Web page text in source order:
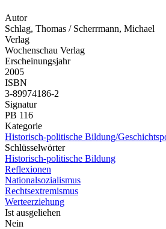
Autor
Schlag, Thomas / Scherrmann, Michael
Verlag
Wochenschau Verlag
Erscheinungsjahr
2005
ISBN
3-89974186-2
Signatur
PB 116
Kategorie
Historisch-politische Bildung/
Schlüsselwörter
Historisch-politische Bildung
Reflexionen
Nationalsozialismus
Rechtsextremismus
Werteerziehung
Ist ausgeliehen
Nein